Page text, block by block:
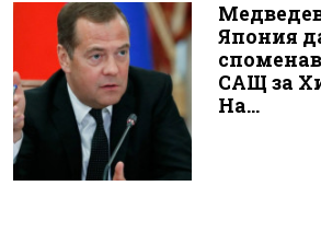
Япония
САЩ за
На...